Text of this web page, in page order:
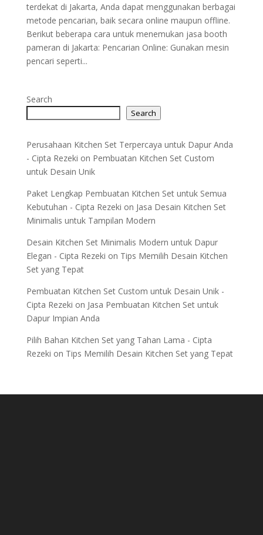
terdekat di Jakarta, Anda dapat menggunakan berbagai
metode pencarian, baik secara online maupun offline.
Berikut beberapa cara untuk menemukan jasa booth
pameran di Jakarta: Pencarian Online: Gunakan mesin
pencari seperti...
Search
Search
Perusahaan Kitchen Set Terpercaya untuk Dapur Anda
- Cipta Rezeki on Pembuatan Kitchen Set Custom
untuk Desain Unik
Paket Lengkap Pembuatan Kitchen Set untuk Semua
Kebutuhan - Cipta Rezeki on Jasa Desain Kitchen Set
Minimalis untuk Tampilan Modern
Desain Kitchen Set Minimalis Modern untuk Dapur
Elegan - Cipta Rezeki on Tips Memilih Desain Kitchen
Set yang Tepat
Pembuatan Kitchen Set Custom untuk Desain Unik -
Cipta Rezeki on Jasa Pembuatan Kitchen Set untuk
Dapur Impian Anda
Pilih Bahan Kitchen Set yang Tahan Lama - Cipta
Rezeki on Tips Memilih Desain Kitchen Set yang Tepat